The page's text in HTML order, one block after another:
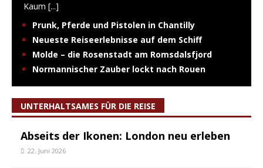
Kaum [...]
Prunk, Pferde und Pistolen in Chantilly
Neueste Reiseerlebnisse auf dem Schiff
Molde – die Rosenstadt am Romsdalsfjord
Normannischer Zauber lockt nach Rouen
UNTERHALTSAMES FÜR DIE REISE
Abseits der Ikonen: London neu erleben
22. Juni 2026